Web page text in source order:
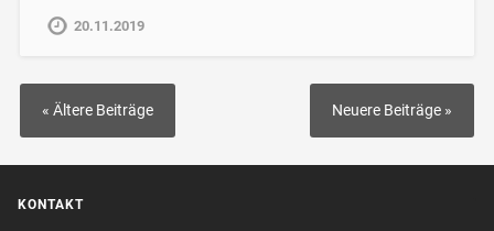
20.11.2019
« Ältere Beiträge Neuere Beiträge »
KONTAKT